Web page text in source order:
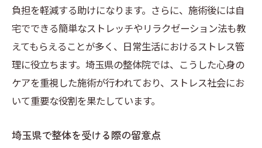
埼玉県の整体が日常に与えるポジティブな
影響
埼玉県で整体を受けることで得られる新しい視
点
整体が提供する新たな健康観
埼玉県での整体体験が拓く新しい視野
整体を通じた自己改革の可能性
負担を軽減する助けになります。さらに、施術後には自
宅でできる簡単なストレッチやリラクゼーション法も教
えてもらえることが多く、日常生活におけるストレス管
理に役立ちます。埼玉県の整体院では、こうした心身の
ケアを重視した施術が行われており、ストレス社会にお
いて重要な役割を果たしています。
埼玉県で整体を受ける際の留意点